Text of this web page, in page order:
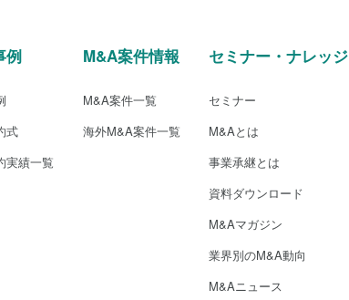
例
式
実績一覧
M&A案件情報
M&A案件一覧
海外M&A案件一覧
セミナー・ナレッジ
セミナー
M&Aとは
事業承継とは
資料ダウンロード
M&Aマガジン
業界別のM&A動向
M&Aニュース